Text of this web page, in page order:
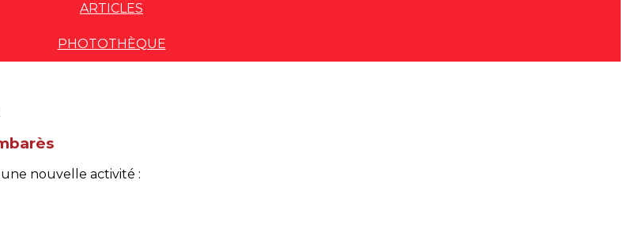
ARTICLES
PHOTOTHÈQUE
une nouvelle activité :